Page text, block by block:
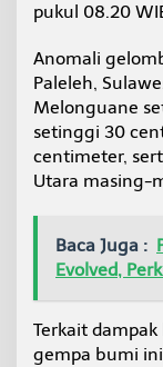
pukul 08.20
Anomali
Paleleh,
Melonguane
setinggi 30
centimeter,
Utara masing-
Baca Juga :
Evolved,
Terkait
gempa bumi